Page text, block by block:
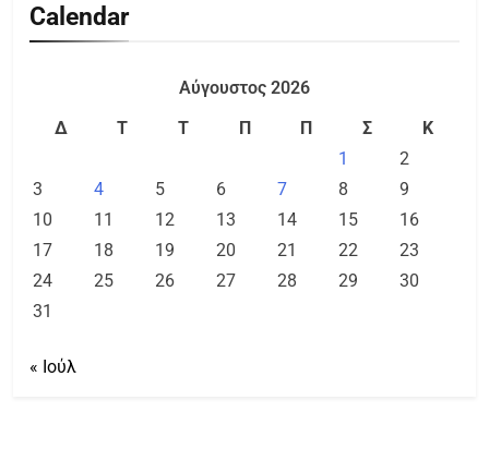
Calendar
Αύγουστος 2026
Δ
Τ Τ Π Π Σ
Κ
1
2
3
4 5 6 7 8
9
10
11 12 13 14 15
16
17
18 19 20 21 22
23
24
25 26 27 28 29
30
31
« Ιούλ